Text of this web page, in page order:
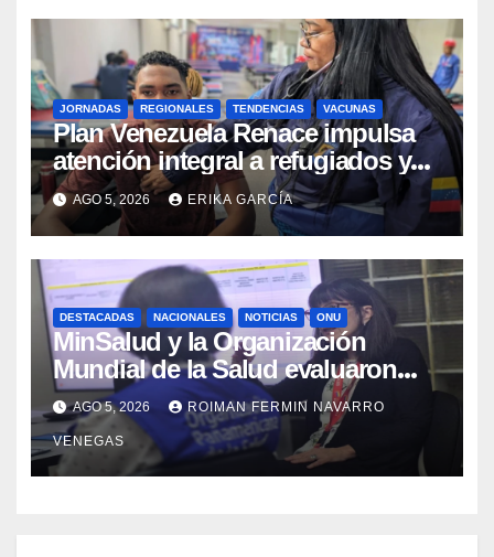
JORNADAS REGIONALES TENDENCIAS VACUNAS
​Plan Venezuela Renace impulsa
atención integral a refugiados y
evaluación de vacunación en
Aragua
AGO 5, 2026 ERIKA GARCÍA
DESTACADAS NACIONALES NOTICIAS ONU
MinSalud y la Organización
Mundial de la Salud evaluaron
propuesta técnica integral en
materia de agua saneamiento e
higiene ante contingencia sísmica
AGO 5, 2026 ROIMAN FERMIN NAVARRO
VENEGAS